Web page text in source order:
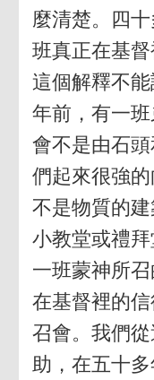
麼清楚。四
班真正在基督
這個解釋不
年前，有一
會不是由石
們起來很強
不是物質的建
小教堂或禮
一班蒙神所
在基督裡的
召會。我們
助，在五十